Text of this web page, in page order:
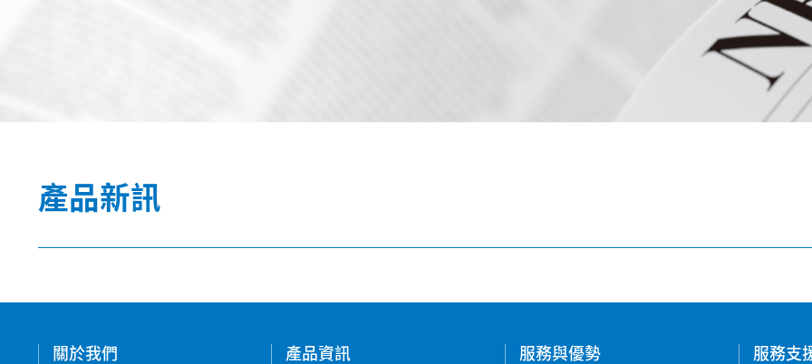
產品新訊
快關於我們 產品資訊 服務與優勢 服務支